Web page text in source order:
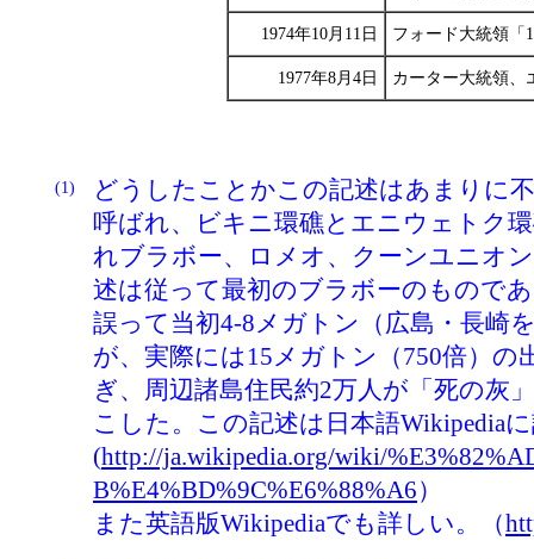
1974年10月11日 フォード大統領「
1977年8月4日 カーター大統領、
(1)
どうしたことかこの記述はあまりに
呼ばれ、ビキニ環礁とエニウェトク
れブラボー、ロメオ、クーンユニオ
述は従って最初のブラボーのもので
誤って当初4-8メガトン（広島・長崎
が、実際には15メガトン（750倍）
ぎ、周辺諸島住民約2万人が「死の灰
こした。この記述は日本語Wikipedia
(http://ja.wikipedia.org/wiki/
B%E4%BD%9C%E6%88%A6）
また英語版Wikipediaでも詳しい。（